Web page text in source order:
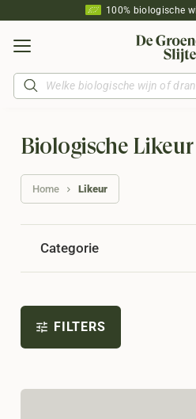
100% biologische
Producten
zoeken
Biologische Likeur
Home Likeur
Categorie
tune FILTERS